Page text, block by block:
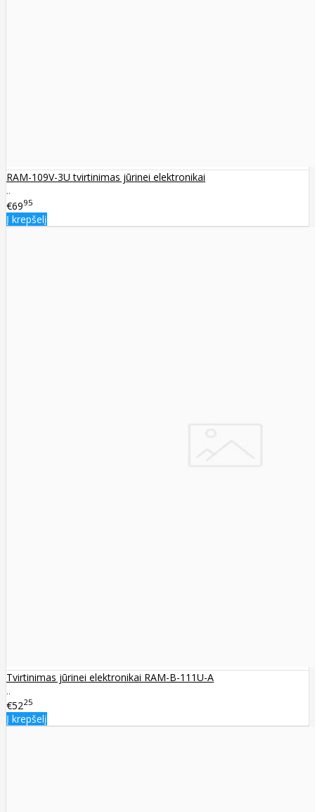
RAM-109V-3U tvirtinimas jūrinei elektronikai
..
€6995
Į krepšelį
Tvirtinimas jūrinei elektronikai RAM-B-111U-A
..
€5225
Į krepšelį